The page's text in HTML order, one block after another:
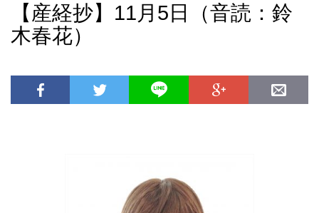
【産経抄】11月5日（音読：鈴
木春花）